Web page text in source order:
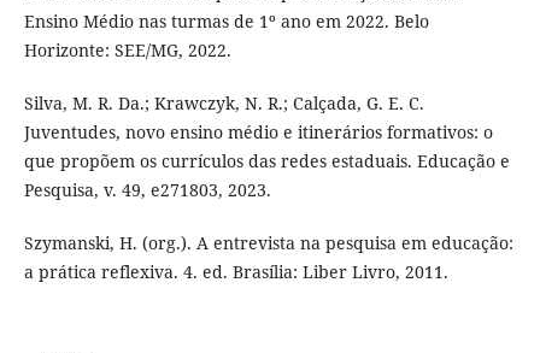
Ensino Médio nas turmas de 1º ano em 2022. Belo
Horizonte: SEE/MG, 2022.
Silva, M. R. Da.; Krawczyk, N. R.; Calçada, G. E. C.
Juventudes, novo ensino médio e itinerários formativos: o
que propõem os currículos das redes estaduais. Educação e
Pesquisa, v. 49, e271803, 2023.
Szymanski, H. (org.). A entrevista na pesquisa em educação:
a prática reflexiva. 4. ed. Brasília: Liber Livro, 2011.